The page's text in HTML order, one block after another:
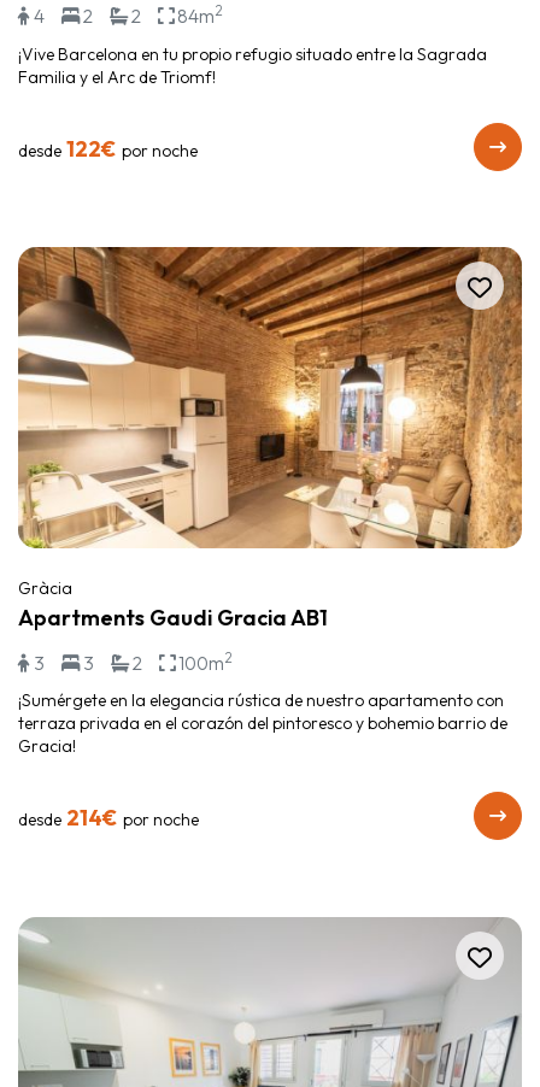
4 2 2 84m2
¡Vive Barcelona en tu propio refugio situado entre la Sagrada
Familia y el Arc de Triomf!
desde 122€ por noche
Gràcia
Apartments Gaudi Gracia AB1
3 3 2 100m2
¡Sumérgete en la elegancia rústica de nuestro apartamento con
terraza privada en el corazón del pintoresco y bohemio barrio de
Gracia!
desde 214€ por noche